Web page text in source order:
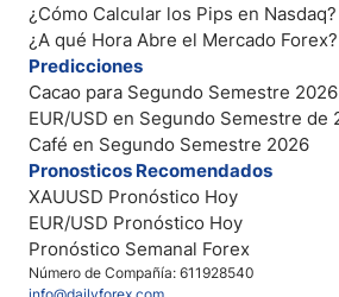
Número de Compañía: 611928540
¿Cómo Calcular los Pips en Nasdaq?
¿A qué Hora Abre el Mercado Forex?
Predicciones
Cacao para Segundo Semestre 2026
EUR/USD en Segundo Semestre de
Café en Segundo Semestre 2026
Pronosticos Recomendados
XAUUSD Pronóstico Hoy
EUR/USD Pronóstico Hoy
Pronóstico Semanal Forex